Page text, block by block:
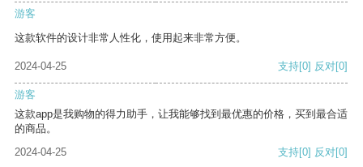
游客
这款软件的设计非常人性化，使用起来非常方便。
2024-04-25 支持[0] 反对[0]
游客
这款app是我购物的得力助手，让我能够找到最优惠的价格，买到最合适
的商品。
2024-04-25
支持[0] 反对[0]